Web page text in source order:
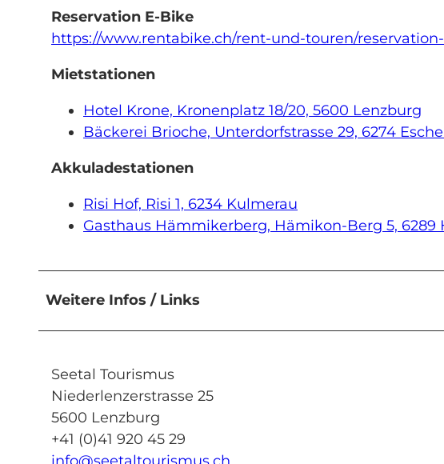
Reservation E-Bike
https://www.rentabike.ch/rent-und-touren/
Mietstationen
Hotel Krone, Kronenplatz 18/20, 5600 Lenzburg
Bäckerei Brioche, Unterdorfstrasse 29, 6274
Akkuladestationen
Risi Hof, Risi 1, 6234 Kulmerau
Gasthaus Hämmikerberg, Hämikon-Berg 5, 6289
Weitere Infos / Links
Seetal Tourismus
Niederlenzerstrasse 25
5600 Lenzburg
+41 (0)41 920 45 29